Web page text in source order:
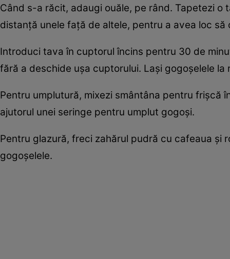
Când s-a răcit, adaugi ouăle, pe rând. Tapetezi o
distanţă unele faţă de altele, pentru a avea loc
Introduci tava în cuptorul încins pentru 30 de
fără a deschide uşa cuptorului. Laşi gogoşelele la
Pentru umplutură, mixezi smântâna pentru frişcă
ajutorul unei seringe pentru umplut gogoşi.
Pentru glazură, freci zahărul pudră cu cafeaua şi
gogoşelele.